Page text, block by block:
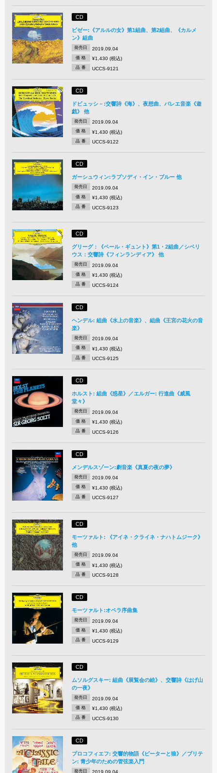
CD
ビゼー:《アルルの女》第1組曲、第2組曲、《カルメ
ン》組曲
発売日 2019.09.04
価 格 ¥1,430 (税込)
品 番 UCCS-9121
CD
ドビュッシ－:交響詩《海》、夜想曲、バレエ音楽《遊
戯》 他
発売日 2019.09.04
価 格 ¥1,430 (税込)
品 番 UCCS-9122
CD
ガーシュウィン:ラプソディ・イン・ブルー 他
発売日 2019.09.04
価 格 ¥1,430 (税込)
品 番 UCCS-9123
CD
グリーグ：《ペール・ギュント》第1・2組曲／シベリ
ウス：交響詩《フィンランディア》 他
発売日 2019.09.04
価 格 ¥1,430 (税込)
品 番 UCCS-9124
CD
ヘンデル: 組曲《水上の音楽》、組曲《王宮の花火の音
楽》
発売日 2019.09.04
価 格 ¥1,430 (税込)
品 番 UCCS-9125
CD
ホルスト: 組曲《惑星》／エルガー: 行進曲《威風
堂々》
発売日 2019.09.04
価 格 ¥1,430 (税込)
品 番 UCCS-9126
CD
メンデルスゾーン:劇音楽《真夏の夜の夢》
発売日 2019.09.04
価 格 ¥1,430 (税込)
品 番 UCCS-9127
CD
モーツァルト: 《アイネ・クライネ・ナハトムジーク》
他
発売日 2019.09.04
価 格 ¥1,430 (税込)
品 番 UCCS-9128
CD
モーツァルト:オペラ序曲集
発売日 2019.09.04
価 格 ¥1,430 (税込)
品 番 UCCS-9129
CD
ムソルグスキー: 組曲《展覧会の絵》、交響詩《はげ山
の一夜》
発売日 2019.09.04
価 格 ¥1,430 (税込)
品 番 UCCS-9130
CD
プロコフィエフ: 交響的物語《ピーターと狼》／ブリテ
ン: 青少年のための管弦楽入門
発売日